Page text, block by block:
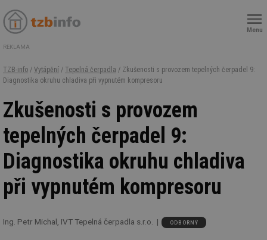
Menu
REKLAMA
TZB-info / Vytápění / Tepelná čerpadla / Zkušenosti s provozem tepelných čerpadel 9:
Diagnostika okruhu chladiva při vypnutém kompresoru
Zkušenosti s provozem
tepelných čerpadel 9:
Diagnostika okruhu chladiva
při vypnutém kompresoru
Ing. Petr Michal, IVT Tepelná čerpadla s.r.o. ODBORNÝ